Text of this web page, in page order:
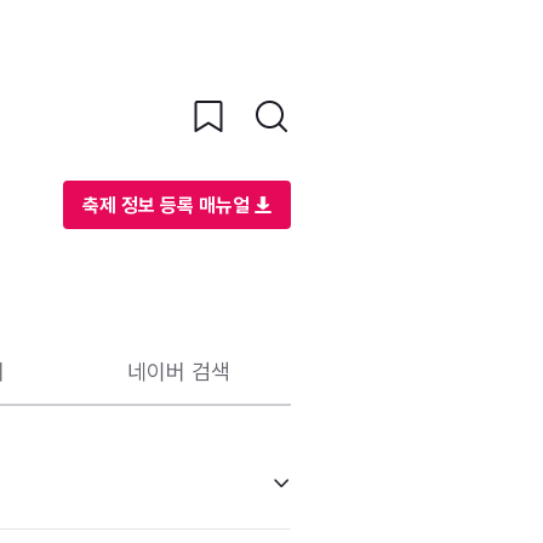
축제 정보 등록 매뉴얼
네이버 검색